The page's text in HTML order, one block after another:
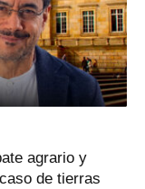
agrario y
de tierras